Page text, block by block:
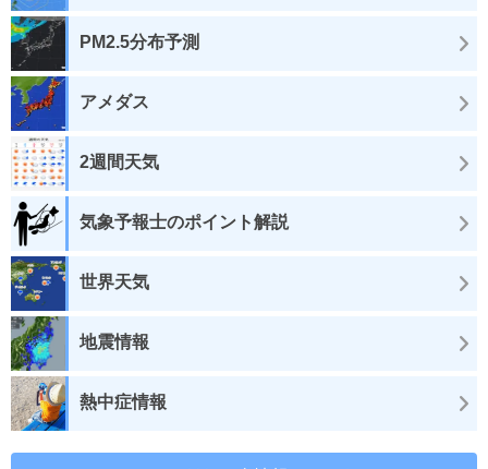
PM2.5分布予測
アメダス
2週間天気
気象予報士のポイント解説
世界天気
地震情報
熱中症情報